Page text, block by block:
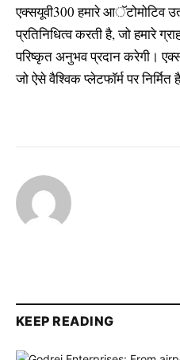
एक्सयूवी300 हमारे आॅटोमोटिव
प्रतिनिधित्व करती है, जो हमारे
परिष्कृत अनुभव प्रदान करेगी।
जो ऐसे वैश्विक प्लेटफाॅर्म पर
KEEP READING